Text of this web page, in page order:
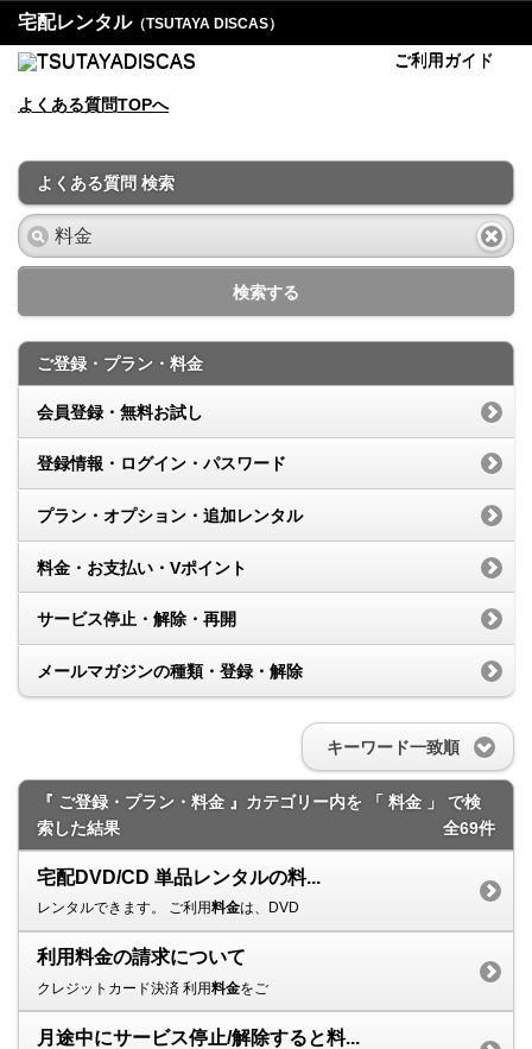
宅配レンタル（TSUTAYA DISCAS）
ご利用ガイド
よくある質問TOPへ
よくある質問 検索
検索する
ご登録・プラン・料金
会員登録・無料お試し
登録情報・ログイン・パスワード
プラン・オプション・追加レンタル
料金・お支払い・Vポイント
サービス停止・解除・再開
メールマガジンの種類・登録・解除
キーワード一致順
『 ご登録・プラン・料金 』カテゴリー内を 「 料金 」 で検
索した結果
全69件
宅配DVD/CD 単品レンタルの料...
レンタルできます。 ご利用料金は、DVD
利用料金の請求について
クレジットカード決済 利用料金をご
月途中にサービス停止/解除すると料...